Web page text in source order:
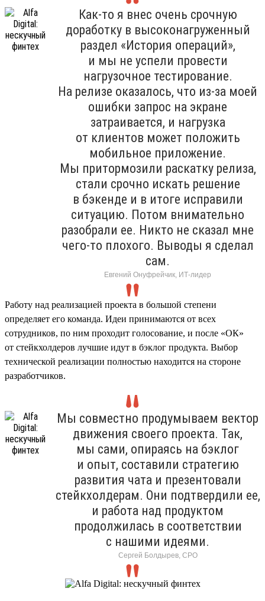
Как-то я внес очень срочную
доработку в высоконагруженный
раздел «История операций»,
и мы не успели провести
нагрузочное тестирование.
На релизе оказалось, что из-за моей
ошибки запрос на экране
затраивается, и нагрузка
от клиентов может положить
мобильное приложение.
Мы притормозили раскатку релиза,
стали срочно искать решение
в бэкенде и в итоге исправили
ситуацию. Потом внимательно
разобрали ее. Никто не сказал мне
чего-то плохого. Выводы я сделал
сам.
Евгений Онуфрейчик, ИТ-лидер
Работу над реализацией проекта в большой степени
определяет его команда. Идеи принимаются от всех
сотрудников, по ним проходит голосование, и после «ОК»
от стейкхолдеров лучшие идут в бэклог продукта. Выбор
технической реализации полностью находится на стороне
разработчиков.
Мы совместно продумываем вектор
движения своего проекта. Так,
мы сами, опираясь на бэклог
и опыт, составили стратегию
развития чата и презентовали
стейкхолдерам. Они подтвердили ее,
и работа над продуктом
продолжилась в соответствии
с нашими идеями.
Сергей Болдырев, СРО